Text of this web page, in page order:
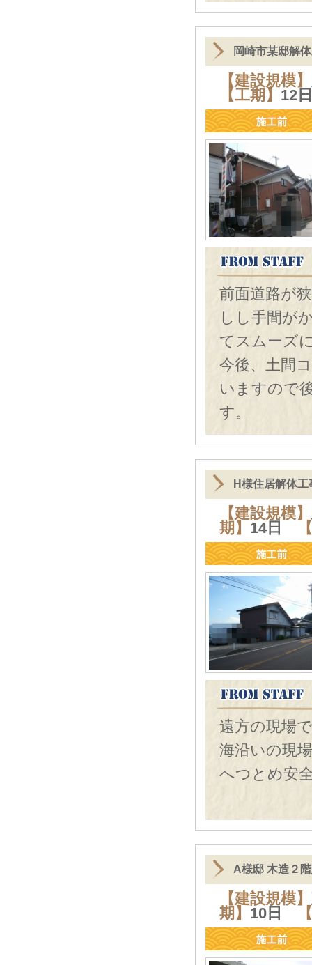
岡崎市某邸解
【建設規模】
【工期】 12
前面道路が
しし手間が
てスムーズ
今後、土間
いますので
す。
H様住居解体工
【建設規模】
期】 14日
遠方の現場
海沿いの現
へつとめ安
A様邸 木造２
【建設規模】
期】 10日